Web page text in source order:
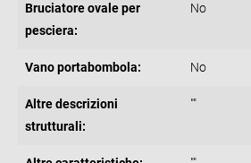
Bruciatore ovale per
pesciera:
No
Vano portabombola: No
Altre descrizioni
strutturali:
""